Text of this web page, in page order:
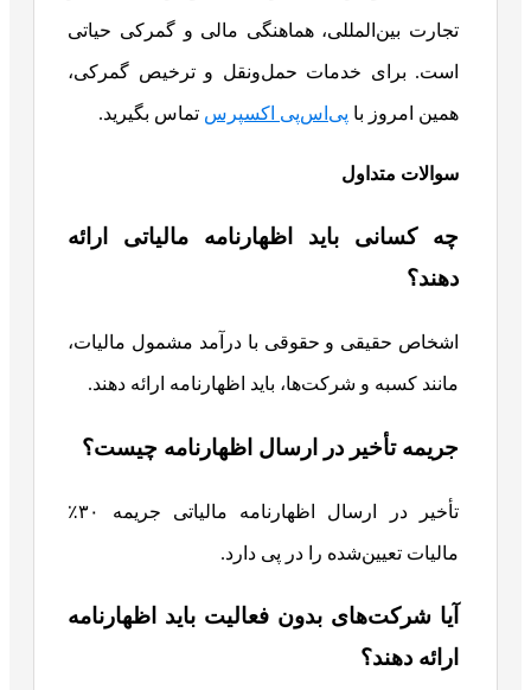
تجارت بین‌المللی، هماهنگی مالی و گمرکی حیاتی
است. برای خدمات حمل‌ونقل و ترخیص گمرکی،
همین امروز با پی‌اس‌پی اکسپرس تماس بگیرید.
سوالات متداول
چه کسانی باید اظهارنامه مالیاتی ارائه
دهند؟
اشخاص حقیقی و حقوقی با درآمد مشمول مالیات،
مانند کسبه و شرکت‌ها، باید اظهارنامه ارائه دهند.
جریمه تأخیر در ارسال اظهارنامه چیست؟
تأخیر در ارسال اظهارنامه مالیاتی جریمه ۳۰٪
مالیات تعیین‌شده را در پی دارد.
آیا شرکت‌های بدون فعالیت باید اظهارنامه
ارائه دهند؟